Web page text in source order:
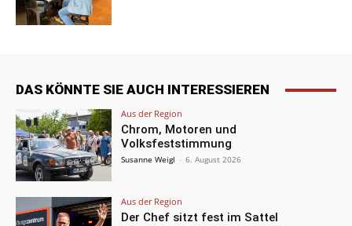
DAS KÖNNTE SIE AUCH INTERESSIEREN
Aus der Region
Chrom, Motoren und
Volksfeststimmung
Susanne Weigl - 6. August 2026
Aus der Region
Der Chef sitzt fest im Sattel